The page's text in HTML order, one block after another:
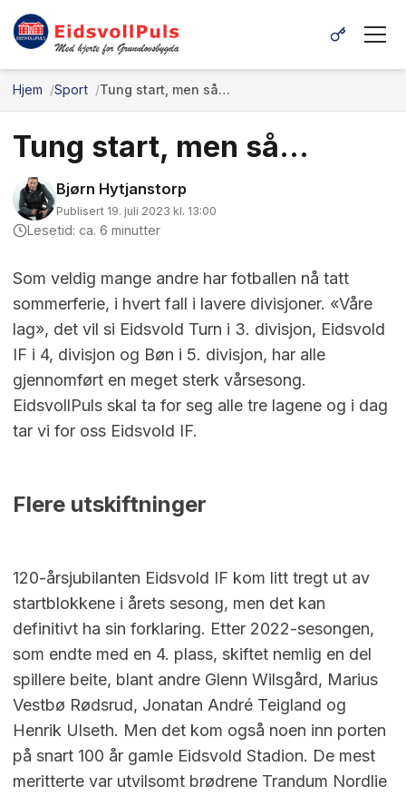
Hjem Sport Tung start, men så…
Tung start, men så…
Bjørn Hytjanstorp
Publisert 19. juli 2023 kl. 13:00
Lesetid: ca. 6 minutter
Som veldig mange andre har fotballen nå tatt
sommerferie, i hvert fall i lavere divisjoner. «Våre
lag», det vil si Eidsvold Turn i 3. divisjon, Eidsvold
IF i 4, divisjon og Bøn i 5. divisjon, har alle
gjennomført en meget sterk vårsesong.
EidsvollPuls skal ta for seg alle tre lagene og i dag
tar vi for oss Eidsvold IF.
Flere utskiftninger
120-årsjubilanten Eidsvold IF kom litt tregt ut av
startblokkene i årets sesong, men det kan
definitivt ha sin forklaring. Etter 2022-sesongen,
som endte med en 4. plass, skiftet nemlig en del
spillere beite, blant andre Glenn Wilsgård, Marius
Vestbø Rødsrud, Jonatan André Teigland og
Henrik Ulseth. Men det kom også noen inn porten
på snart 100 år gamle Eidsvold Stadion. De mest
meritterte var utvilsomt brødrene Trandum Nordlie